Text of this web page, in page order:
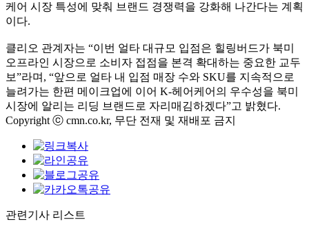
케어 시장 특성에 맞춰 브랜드 경쟁력을 강화해 나간다는 계획
이다.
클리오 관계자는 “이번 얼타 대규모 입점은 힐링버드가 북미
오프라인 시장으로 소비자 접점을 본격 확대하는 중요한 교두
보”라며, “앞으로 얼타 내 입점 매장 수와 SKU를 지속적으로
늘려가는 한편 메이크업에 이어 K-헤어케어의 우수성을 북미
시장에 알리는 리딩 브랜드로 자리매김하겠다”고 밝혔다.
Copyright ⓒ cmn.co.kr, 무단 전재 및 재배포 금지
관련기사 리스트